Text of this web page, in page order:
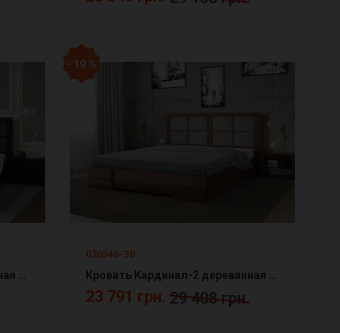
- 19 %
020546-30
23 791 грн. 29 408 грн.